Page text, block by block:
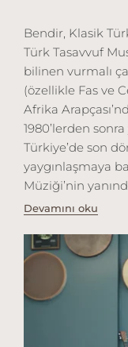
Bendir, Klasik
Türk Tasavvuf
bilinen vurmalı
(özellikle Fas ve
Afrika
1980’lerden
Türkiye’de son
yaygınlaşmaya
Müziği’nin
kullanılan ritim
dönemlerde
yaygınlaşmıştır.
beyin
şifalı etkisi
derslerinde
temel tutuş,
Devamını oku